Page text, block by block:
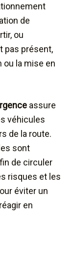
de
ou
pas présent,
ou la mise en
assure
véhicules
de la route.
sont
de circuler
risques et les
éviter un
en